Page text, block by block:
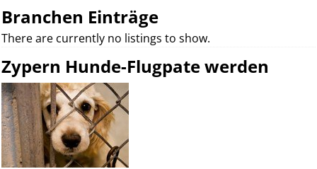
Branchen Einträge
There are currently no listings to show.
Zypern Hunde-Flugpate werden